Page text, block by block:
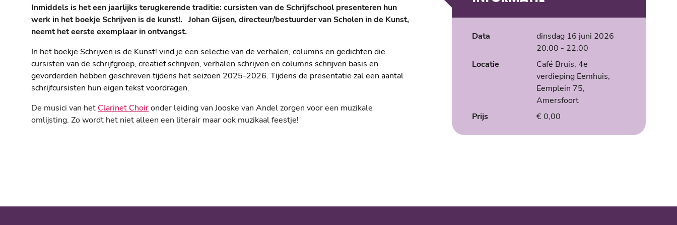
Inmiddels is het een jaarlijks terugkerende traditie: cursisten van de Schrijfschool presenteren hun
werk in het boekje Schrijven is de kunst!. Johan Gijsen, directeur/bestuurder van Scholen in de Kunst,
neemt het eerste exemplaar in ontvangst.
In het boekje Schrijven is de Kunst! vind je een selectie van de verhalen, columns en gedichten die
cursisten van de schrijfgroep, creatief schrijven, verhalen schrijven en columns schrijven basis en
gevorderden hebben geschreven tijdens het seizoen 2025-2026. Tijdens de presentatie zal een aantal
schrijfcursisten hun eigen tekst voordragen.
De musici van het Clarinet Choironder leiding van Jooske van Andel zorgen voor een muzikale
omlijsting. Zo wordt het niet alleen een literair maar ook muzikaal feestje!
Data
dinsdag 16 juni 2026
20:00 - 22:00
Locatie
Café Bruis, 4e
verdieping Eemhuis,
Eemplein 75,
Amersfoort
Prijs
€ 0,00